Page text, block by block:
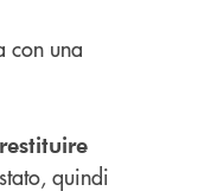
con una
quindi